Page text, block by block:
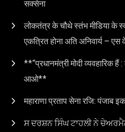
सक्सेना
लोकतंत्र के चौथे स्तंभ मीडिया के
एकत्रित होना अति अनिवार्य –
**“प्रधानमंत्री मोदी व्यवहारिक
आओ**
महाराणा प्रताप सेना रजि: पंजाब
ਸ ਦਰਸ਼ਨ ਸਿੰਘ ਟਾਹਲੀ ਨੇ